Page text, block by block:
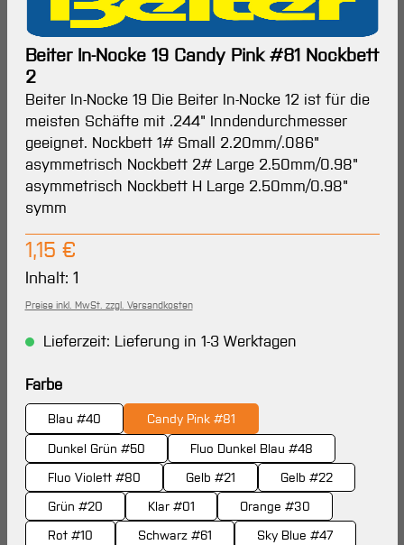
Beiter In-Nocke 19 Candy Pink #81 Nockbett
2
Beiter In-Nocke 19 Die Beiter In-Nocke 12 ist für die
meisten Schäfte mit .244" Inndendurchmesser
geeignet. Nockbett 1# Small 2.20mm/.086"
asymmetrisch Nockbett 2# Large 2.50mm/0.98"
asymmetrisch Nockbett H Large 2.50mm/0.98"
symm
Regulärer Preis:
1,15 €
Inhalt: 1
Preise inkl. MwSt. zzgl. Versandkosten
Lieferzeit: Lieferung in 1-3 Werktagen
Farbeauswählen
Blau #40
Candy Pink #81
Dunkel Grün #50
Fluo Dunkel Blau #48
Fluo Violett #80
Gelb #21
Gelb #22
Grün #20
Klar #01
Orange #30
Rot #10
Schwarz #61
Sky Blue #47